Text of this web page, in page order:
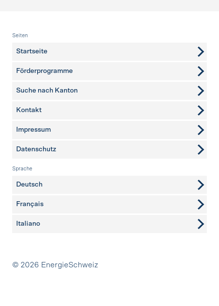
Fusszeile
Seiten
Startseite
Förderprogramme
Suche nach Kanton
weitere Seiten
Kontakt
Impressum
Datenschutz
Sprache
Deutsch
Français
Italiano
Partner
© 2026 EnergieSchweiz